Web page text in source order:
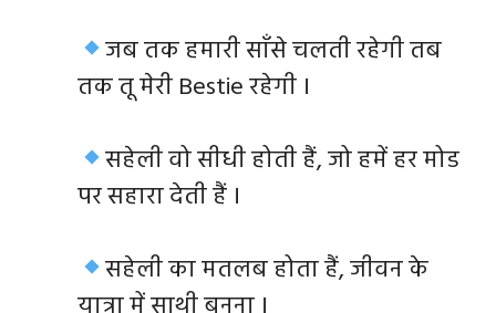
जब तक हमारी साँसे चलती रहेगी तब
तक तू मेरी Bestie रहेगी ।
सहेली वो सीधी होती हैं, जो हमें हर मोड
पर सहारा देती हैं ।
सहेली का मतलब होता हैं, जीवन के